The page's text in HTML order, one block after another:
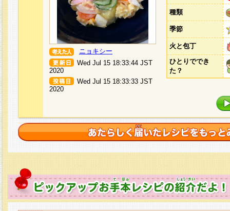
ニョキシー
Wed Jul 15 18:33:44 JST
2020
Wed Jul 15 18:33:33 JST
2020
種類
季節
火と包丁
ひとりででき
た？